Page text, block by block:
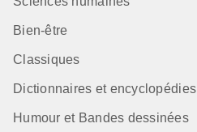
Bien-être
Classiques
Dictionnaires et encyclopédies
Humour et Bandes dessinées